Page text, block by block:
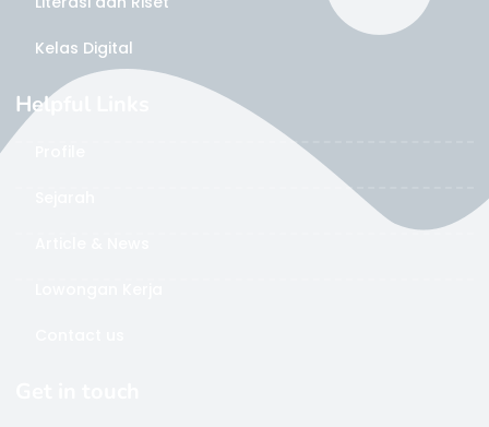
Kelas Digital
Helpful Links